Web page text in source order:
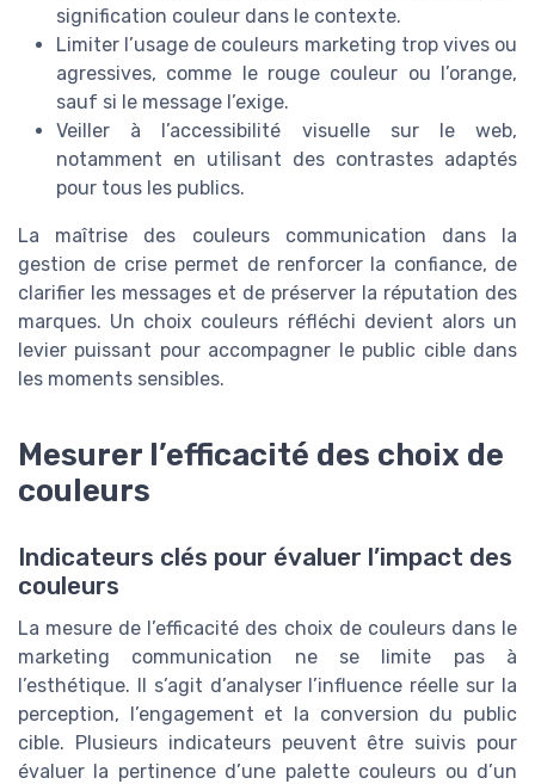
signification couleur dans le contexte.
Limiter l’usage de couleurs marketing trop vives ou
agressives, comme le rouge couleur ou l’orange,
sauf si le message l’exige.
Veiller à l’accessibilité visuelle sur le web,
notamment en utilisant des contrastes adaptés
pour tous les publics.
La maîtrise des couleurs communication dans la
gestion de crise permet de renforcer la confiance, de
clarifier les messages et de préserver la réputation des
marques. Un choix couleurs réfléchi devient alors un
levier puissant pour accompagner le public cible dans
les moments sensibles.
Mesurer l’efficacité des choix de
couleurs
Indicateurs clés pour évaluer l’impact des
couleurs
La mesure de l’efficacité des choix de couleurs dans le
marketing communication ne se limite pas à
l’esthétique. Il s’agit d’analyser l’influence réelle sur la
perception, l’engagement et la conversion du public
cible. Plusieurs indicateurs peuvent être suivis pour
évaluer la pertinence d’une palette couleurs ou d’un